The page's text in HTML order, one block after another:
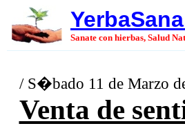
Sanate con hierbas, Salud
/ S�bado 11 de Marzo
Venta de